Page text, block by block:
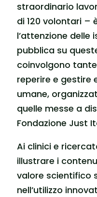
straordinario
di 120 volontari –
l’attenzione delle
pubblica su
coinvolgono
reperire e gestire
umane,
quelle messe a
Fondazione Just
Ai clinici e
illustrare i
valore
nell’utilizzo